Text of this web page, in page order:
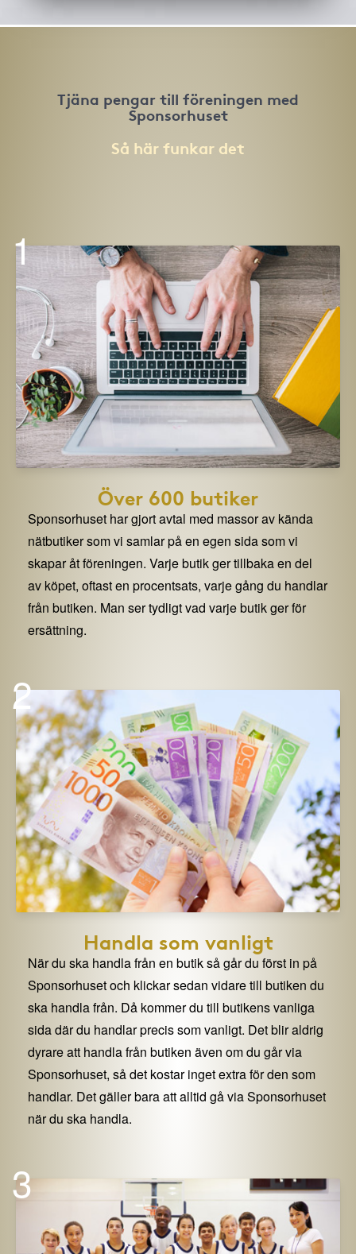
Tjäna pengar till föreningen med
Sponsorhuset
Så här funkar det
1
Över 600 butiker
Sponsorhuset har gjort avtal med massor av kända
nätbutiker som vi samlar på en egen sida som vi
skapar åt föreningen. Varje butik ger tillbaka en del
av köpet, oftast en procentsats, varje gång du handlar
från butiken. Man ser tydligt vad varje butik ger för
ersättning.
2
Handla som vanligt
När du ska handla från en butik så går du först in på
Sponsorhuset och klickar sedan vidare till butiken du
ska handla från. Då kommer du till butikens vanliga
sida där du handlar precis som vanligt. Det blir aldrig
dyrare att handla från butiken även om du går via
Sponsorhuset, så det kostar inget extra för den som
handlar. Det gäller bara att alltid gå via Sponsorhuset
när du ska handla.
3